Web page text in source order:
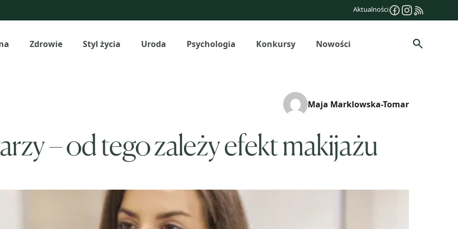
Aktualności
Zdrowie Styl życia Uroda Psychologia Konkursy Nowości Szukaj
Maja Marklowska-Tomar
– od tego zależy efekt makijażu